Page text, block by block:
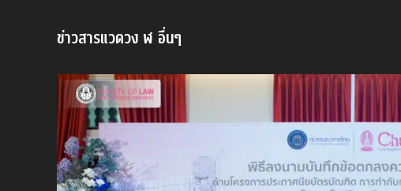
ข่าวสารแวดวง ฬ อื่นๆ